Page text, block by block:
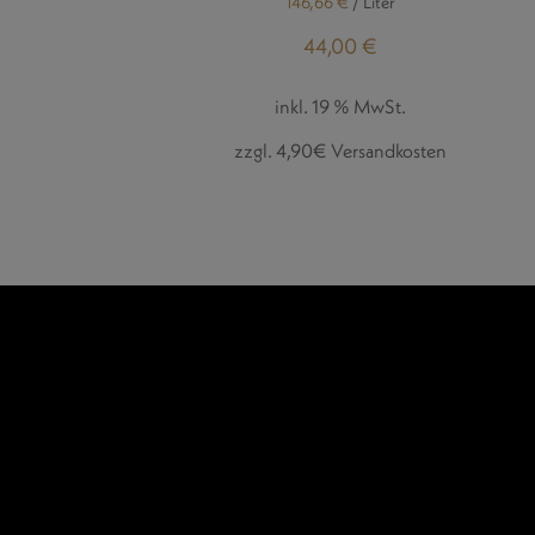
44,00€
inkl. 19 % MwSt.
zzgl. 4,90€ Versandkosten